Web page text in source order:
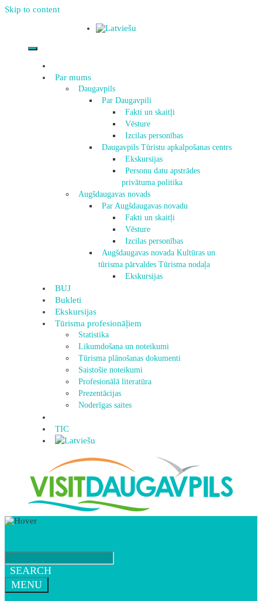
Skip to content
Par mums
Daugavpils
Par Daugavpili
Fakti un skaitļi
Vēsture
Izcilas personības
Daugavpils Tūristu apkalpošanas centrs
Ekskursijas
Personu datu apstrādes
privātuma politika
Augšdaugavas novads
Par Augšdaugavas novadu
Fakti un skaitļi
Vēsture
Izcilas personības
Augšdaugavas novada Kultūras un
tūrisma pārvaldes Tūrisma nodaļa
Ekskursijas
BUJ
Bukleti
Ekskursijas
Tūrisma profesionāļiem
Statistika
Likumdošana un noteikumi
Tūrisma plānošanas dokumenti
Saistošie noteikumi
Profesionālā literatūra
Prezentācijas
Noderīgas saites
TIC
SEARCH
MENU